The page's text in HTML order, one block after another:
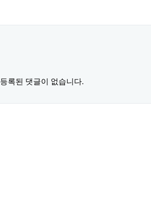
등록된 댓글이 없습니다.